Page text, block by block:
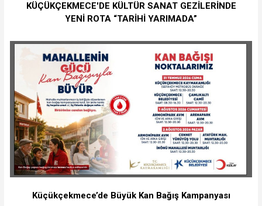
KÜÇÜKÇEKMECE'DE KÜLTÜR SANAT GEZİLERİNDE
YENİ ROTA “TARİHİ YARIMADA”
Küçükçekmece’de Büyük Kan Bağış Kampanyası